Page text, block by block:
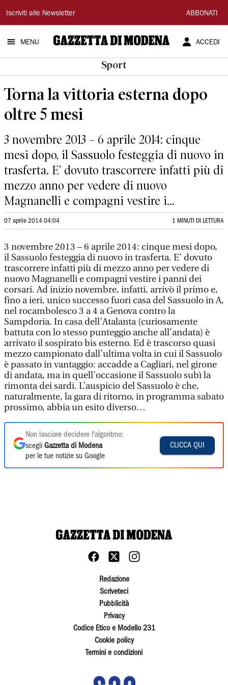
Gazzetta
di
Modena
Iscriviti alle Newsletter ABBONATI
MENU ACCEDI
Sport
Torna la vittoria esterna dopo
oltre 5 mesi
3 novembre 2013 – 6 aprile 2014: cinque
mesi dopo, il Sassuolo festeggia di nuovo in
trasferta. E’ dovuto trascorrere infatti più di
mezzo anno per vedere di nuovo
Magnanelli e compagni vestire i...
07 aprile 2014 04:04 1 MINUTI DI LETTURA
3 novembre 2013 – 6 aprile 2014: cinque mesi dopo,
il Sassuolo festeggia di nuovo in trasferta. E’ dovuto
trascorrere infatti più di mezzo anno per vedere di
nuovo Magnanelli e compagni vestire i panni dei
corsari. Ad inizio novembre, infatti, arrivò il primo e,
fino a ieri, unico successo fuori casa del Sassuolo in A,
nel rocambolesco 3 a 4 a Genova contro la
Sampdoria. In casa dell’Atalanta (curiosamente
battuta con lo stesso punteggio anche all’andata) è
arrivato il sospirato bis esterno. Ed è trascorso quasi
mezzo campionato dall’ultima volta in cui il Sassuolo
è passato in vantaggio: accadde a Cagliari, nel girone
di andata, ma in quell’occasione il Sassuolo subì la
rimonta dei sardi. L’auspicio del Sassuolo è che,
naturalmente, la gara di ritorno, in programma sabato
prossimo, abbia un esito diverso…
Non lasciare decidere l'algoritmo:
scegli Gazzetta di Modena
per le tue notizie su Google
CLICCA QUI
Redazione
Scriveteci
Pubblicità
Privacy
Codice Etico e Modello 231
Cookie policy
Termini e condizioni